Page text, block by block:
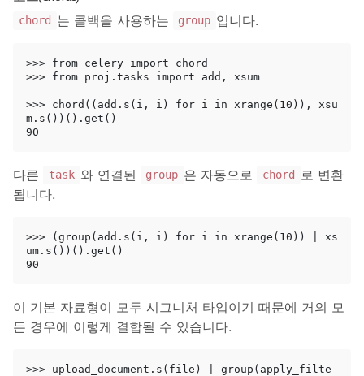
chord 는 콜백을 사용하는 group 입니다.
>>> from celery import chord
>>> from proj.tasks import add, xsum
>>> chord((add.s(i, i) for i in xrange(10)), xsu
m.s())().get()
다른 task 와 연결된 group 은 자동으로 chord
로 변환
됩니다.
>>> (group(add.s(i, i) for i in xrange(10)) | xs
um.s())().get()
이 기본 자료형이 모두 시그니처 타입이기 때문에 거의 모
든 경우에 이렇게 결합될 수 있습니다.
>>> upload_document.s(file) | group(apply_filte